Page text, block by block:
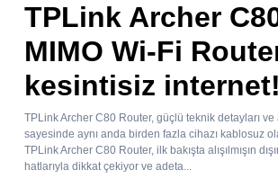
TPLink Archer
MIMO Wi-Fi
kesintisiz internet!
TPLink Archer C80 Router, güçlü teknik detayları ve
sayesinde aynı anda birden fazla cihazı kablosuz
TPLink Archer C80 Router, ilk bakışta alışılmışın
hatlarıyla dikkat çekiyor ve adeta...